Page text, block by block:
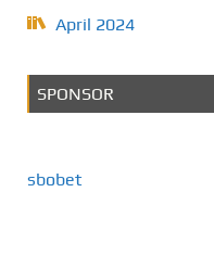
April 2024
SPONSOR
sbobet